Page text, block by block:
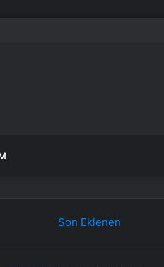
Birlikte Taşın Altına Elimizi Koyalım
Son Eklenen